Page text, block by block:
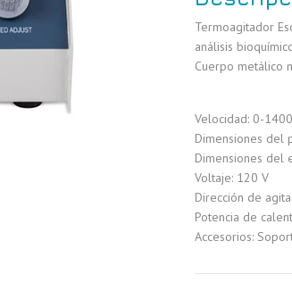
Termoagitador
análisis
Cuerpo metálico
Velocidad: 0-
Dimensiones del
Dimensiones del
Voltaje: 120 V
Dirección de
Potencia de
Accesorios: